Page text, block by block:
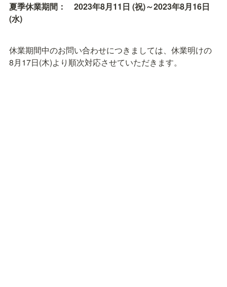
夏季休業期間：　2023年8月11日 (祝)～2023年8月16日
(水)
休業期間中のお問い合わせにつきましては、休業明けの
8月17日(木)より順次対応させていただきます。